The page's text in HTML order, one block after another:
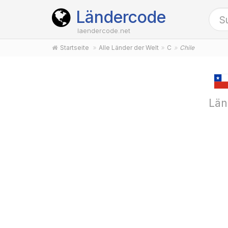
Ländercode
laendercode.net
Startseite Alle Länder der Welt C Chile